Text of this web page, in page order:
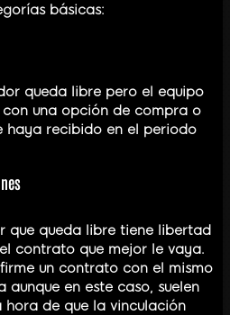
básicas:
queda libre pero el equipo
una opción de compra o
haya recibido en el periodo
que queda libre tiene libertad
contrato que mejor le vaya.
un contrato con el mismo
aunque en este caso, suelen
de que la vinculación